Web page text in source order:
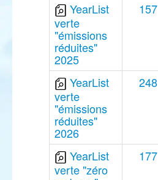
YearList
verte
"émissions
réduites"
2025
157
YearList
verte
"émissions
réduites"
2026
248
YearList
verte "zéro
177